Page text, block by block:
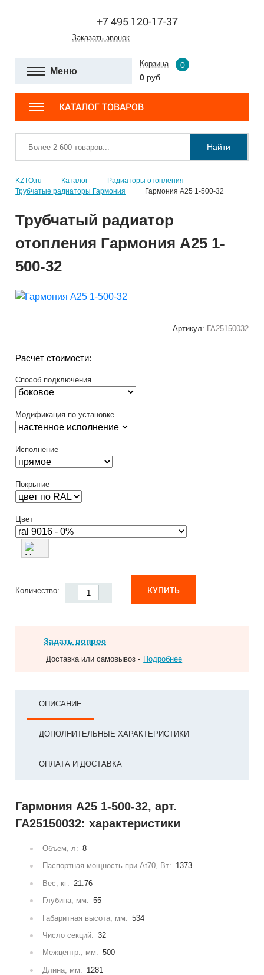
+7 495 120-17-37
Заказать звонок
Меню
Корзина
0
0 руб.
КАТАЛОГ ТОВАРОВ
Найти
KZTO.ru Каталог
Радиаторы отопления
Трубчатые радиаторы Гармония
Гармония А25 1-500-32
Трубчатый радиатор
отопления Гармония А25 1-
500-32
Артикул: ГА25150032
Расчет стоимости:
Способ подключения
Модификация по установке
Исполнение
Покрытие
Цвет
Количество: КУПИТЬ
Задать вопрос
Доставка или самовывоз - Подробнее
ОПИСАНИЕ
ДОПОЛНИТЕЛЬНЫЕ ХАРАКТЕРИСТИКИ
ОПЛАТА И ДОСТАВКА
Гармония А25 1-500-32, арт.
ГА25150032: характеристики
Объем, л: 8
Паспортная мощность при Δt70, Вт: 1373
Вес, кг: 21.76
Глубина, мм: 55
Габаритная высота, мм: 534
Число секций: 32
Межцентр., мм: 500
Длина, мм: 1281